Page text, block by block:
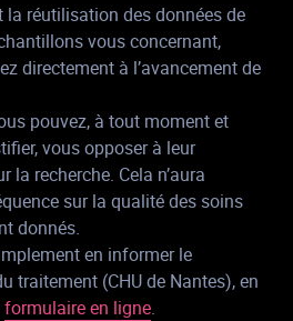
la réutilisation des données de
vous concernant,
directement à l’avancement de
pouvez, à tout moment et
vous opposer à leur
la recherche. Cela n’aura
sur la qualité des soins
donnés.
en informer le
traitement (CHU de Nantes), en
formulaire en ligne.